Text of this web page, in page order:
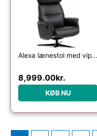
Alexa lænestol med vippefunktion i semi-anilin læder H106 cm – Sort/Sort
8,999.00kr.
KØB NU